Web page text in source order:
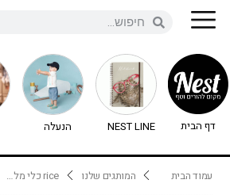
דף הבית NEST LINE הנעלה
עמוד הבית המותגים שלנו rice כלי מלמין